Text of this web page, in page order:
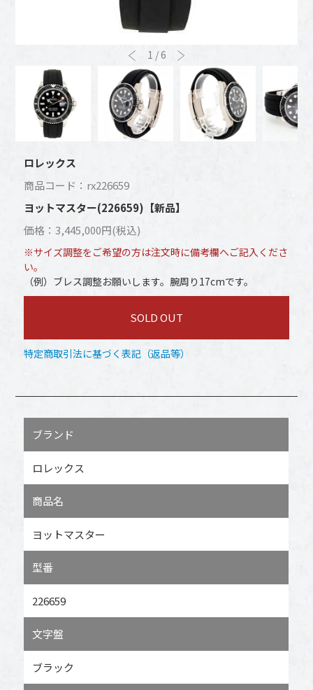
1 /6
ロレックス
商品コード：rx226659
ヨットマスター(226659)【新品】
価格：3,445,000円(税込)
※サイズ調整をご希望の方は注文時に備考欄へご記入くださ
い。
（例）ブレス調整お願いします。腕周り17cmです。
SOLD OUT
特定商取引法に基づく表記（返品等）
ブランド
ロレックス
商品名
ヨットマスター
型番
226659
文字盤
ブラック